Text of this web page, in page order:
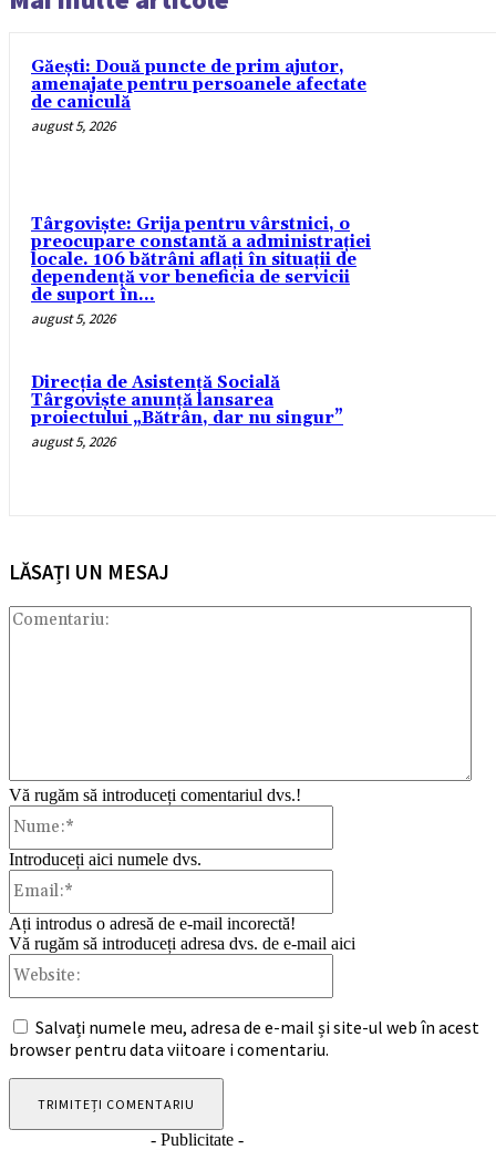
Găești: Două puncte de prim ajutor,
amenajate pentru persoanele afectate
de caniculă
august 5, 2026
Târgoviște: Grija pentru vârstnici, o
preocupare constantă a administrației
locale. 106 bătrâni aflați în situații de
dependență vor beneficia de servicii
de suport în...
august 5, 2026
Direcția de Asistență Socială
Târgoviște anunță lansarea
proiectului „Bătrân, dar nu singur”
august 5, 2026
LĂSAȚI UN MESAJ
Vă rugăm să introduceți comentariul dvs.!
Introduceți aici numele dvs.
Ați introdus o adresă de e-mail incorectă!
Vă rugăm să introduceți adresa dvs. de e-mail aici
Salvați numele meu, adresa de e-mail și site-ul web în acest
browser pentru data viitoare i comentariu.
- Publicitate -